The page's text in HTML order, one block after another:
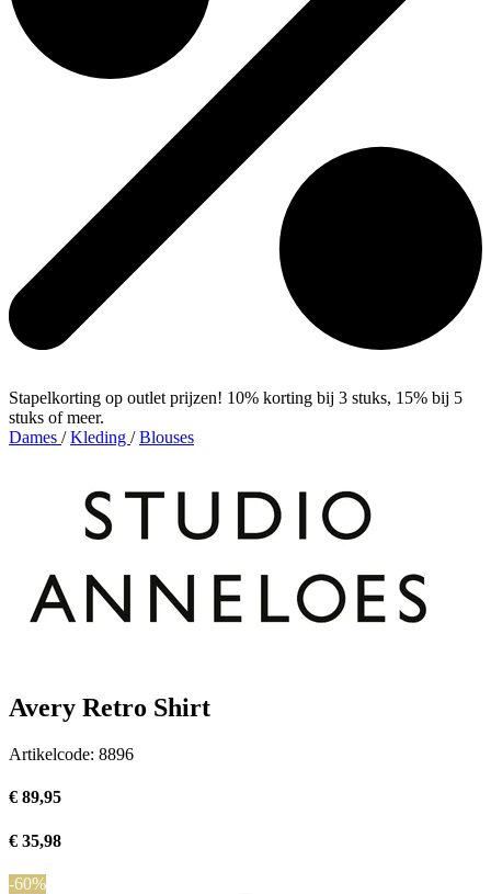
Stapelkorting op outlet prijzen! 10% korting bij 3 stuks, 15% bij 5
stuks of meer.
Dames / Kleding / Blouses
Avery Retro Shirt
Artikelcode: 8896
€ 89,95
€ 35,98
-60%